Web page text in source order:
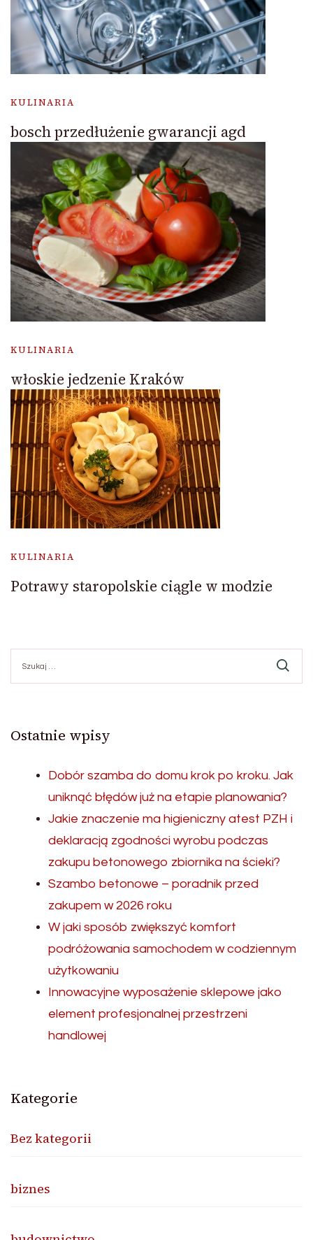
KULINARIA
bosch przedłużenie gwarancji agd
KULINARIA
włoskie jedzenie Kraków
KULINARIA
Potrawy staropolskie ciągle w modzie
Ostatnie wpisy
Dobór szamba do domu krok po kroku. Jak
uniknąć błędów już na etapie planowania?
Jakie znaczenie ma higieniczny atest PZH i
deklaracją zgodności wyrobu podczas
zakupu betonowego zbiornika na ścieki?
Szambo betonowe – poradnik przed
zakupem w 2026 roku
W jaki sposób zwiększyć komfort
podróżowania samochodem w codziennym
użytkowaniu
Innowacyjne wyposażenie sklepowe jako
element profesjonalnej przestrzeni
handlowej
Kategorie
Bez kategorii
biznes